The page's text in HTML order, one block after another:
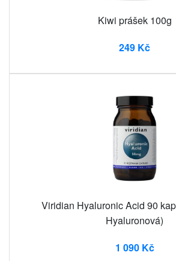
Kiwi prášek 100g
249 Kč
Viridian Hyaluronic Acid 90
Hyaluronová)
1 090 Kč